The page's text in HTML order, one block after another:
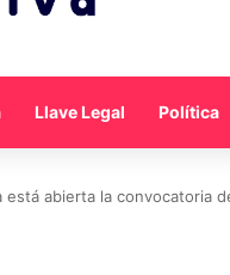
Llave Legal Política
está abierta la convocatoria